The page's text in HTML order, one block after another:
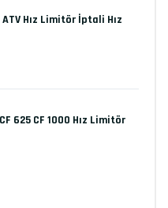
ATV Hız Limitör İptali Hız
625 CF 1000 Hız Limitör